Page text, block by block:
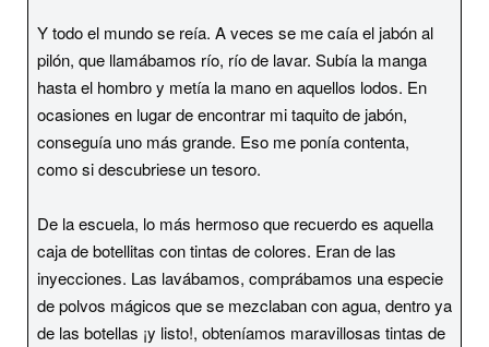
Y todo el mundo se reía. A veces se me caía el jabón al
pilón, que llamábamos río, río de lavar. Subía la manga
hasta el hombro y metía la mano en aquellos lodos. En
ocasiones en lugar de encontrar mi taquito de jabón,
conseguía uno más grande. Eso me ponía contenta,
como si descubriese un tesoro.
De la escuela, lo más hermoso que recuerdo es aquella
caja de botellitas con tintas de colores. Eran de las
inyecciones. Las lavábamos, comprábamos una especie
de polvos mágicos que se mezclaban con agua, dentro ya
de las botellas ¡y listo!, obteníamos maravillosas tintas de